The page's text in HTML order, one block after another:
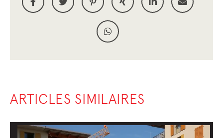
ARTICLES SIMILAIRES